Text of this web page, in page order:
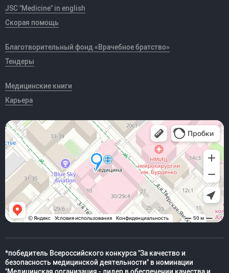
JSC "Medicine" in english
Скорая помощь
Благотворительный фонд «Врачебное братство»
Тендеры
Медицинские книги
Карьера
*победитель Всероссийского конкурса "За качество и
безопасность медицинской деятельности" в номинации